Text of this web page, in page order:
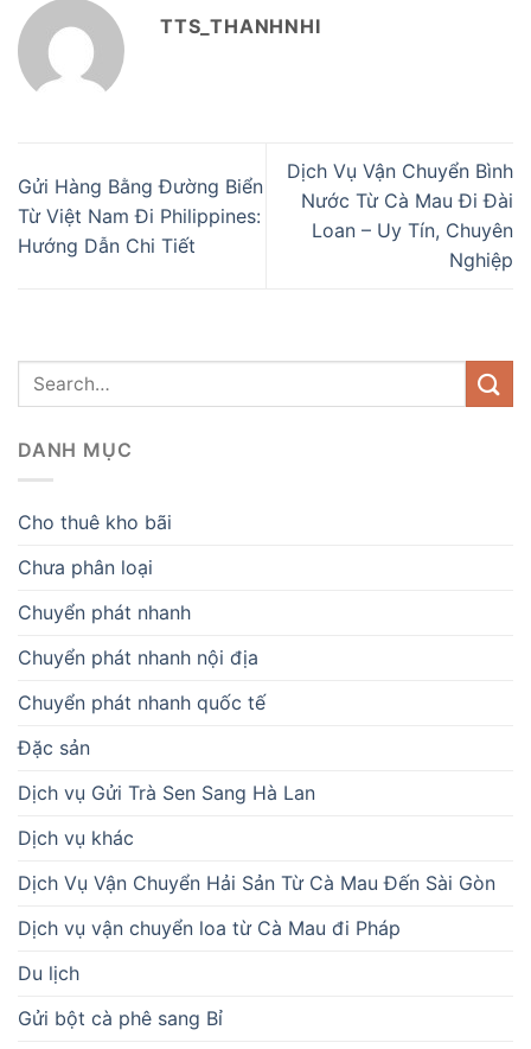
TTS_THANHNHI
Gửi Hàng Bằng Đường Biển
Từ Việt Nam Đi Philippines:
Hướng Dẫn Chi Tiết
Dịch Vụ Vận Chuyển Bình
Nước Từ Cà Mau Đi Đài
Loan – Uy Tín, Chuyên
Nghiệp
DANH MỤC
Cho thuê kho bãi
Chưa phân loại
Chuyển phát nhanh
Chuyển phát nhanh nội địa
Chuyển phát nhanh quốc tế
Đặc sản
Dịch vụ Gửi Trà Sen Sang Hà Lan
Dịch vụ khác
Dịch Vụ Vận Chuyển Hải Sản Từ Cà Mau Đến Sài Gòn
Dịch vụ vận chuyển loa từ Cà Mau đi Pháp
Du lịch
Gửi bột cà phê sang Bỉ